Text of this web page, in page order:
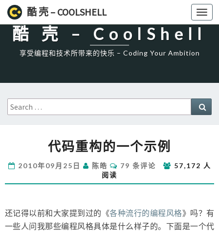
酷 壳 – COOLSHELL
High一下!
酷 壳 – CoolShell
享受编程和技术所带来的快乐 – Coding Your Ambition
Search
for:
码
构
的
示
例
代码重构的一个示例
2010年09月25日 陈皓
评
论
79 条评论
57,172 人
阅读
还记得以前和大家提到过的《各种流行的编程风格》吗？有
一些人问我那些编程风格具体是什么样子的。下面是一个代